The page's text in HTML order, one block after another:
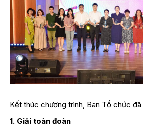
Kết thúc chương trình, Ban Tổ chức
1. Giải toàn đoàn